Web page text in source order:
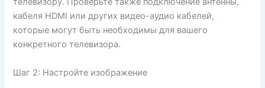
кабеля HDMI или других видео-аудио кабелей,
которые могут быть необходимы для вашего
конкретного телевизора.
Шаг 2: Настройте изображение